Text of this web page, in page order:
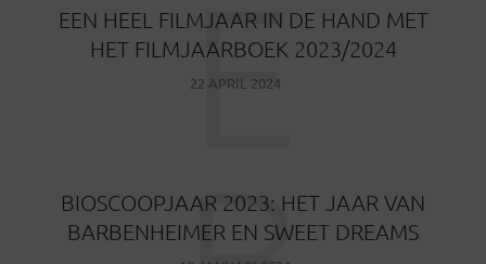
EEN HEEL FILMJAAR IN DE HAND MET
HET FILMJAARBOEK 2023/2024
22 APRIL 2024
E
BIOSCOOPJAAR 2023: HET JAAR VAN
BARBENHEIMER EN SWEET DREAMS